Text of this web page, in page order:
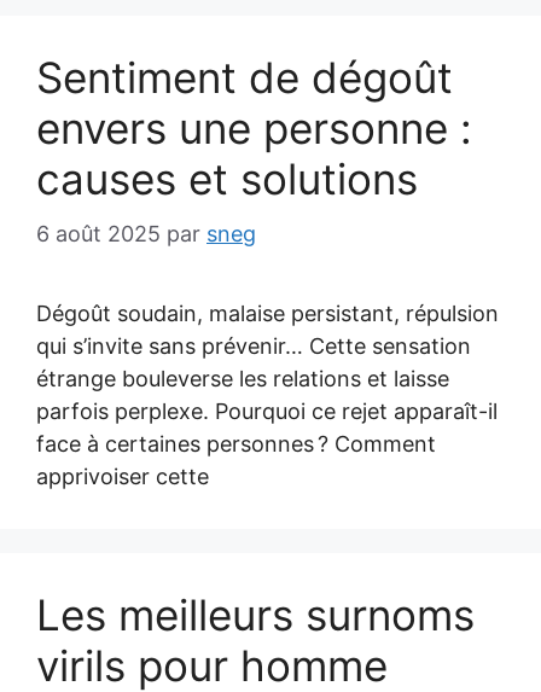
Sentiment de dégoût
envers une personne :
causes et solutions
6 août 2025 par sneg
Dégoût soudain, malaise persistant, répulsion
qui s’invite sans prévenir… Cette sensation
étrange bouleverse les relations et laisse
parfois perplexe. Pourquoi ce rejet apparaît-il
face à certaines personnes ? Comment
apprivoiser cette
Les meilleurs surnoms
virils pour homme